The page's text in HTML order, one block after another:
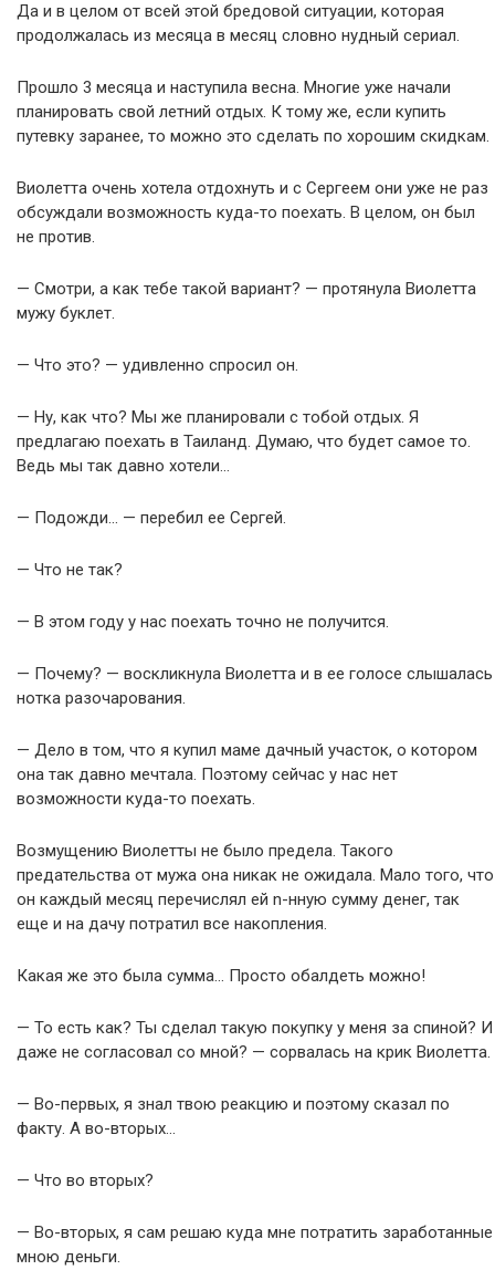
Да и в целом от всей этой бредовой ситуации, которая
продолжалась из месяца в месяц словно нудный сериал.
Прошло 3 месяца и наступила весна. Многие уже начали
планировать свой летний отдых. К тому же, если купить
путевку заранее, то можно это сделать по хорошим скидкам.
Виолетта очень хотела отдохнуть и с Сергеем они уже не раз
обсуждали возможность куда-то поехать. В целом, он был
не против.
— Смотри, а как тебе такой вариант? — протянула Виолетта
мужу буклет.
— Что это? — удивленно спросил он.
— Ну, как что? Мы же планировали с тобой отдых. Я
предлагаю поехать в Таиланд. Думаю, что будет самое то.
Ведь мы так давно хотели…
— Подожди… — перебил ее Сергей.
— Что не так?
— В этом году у нас поехать точно не получится.
— Почему? — воскликнула Виолетта и в ее голосе слышалась
нотка разочарования.
— Дело в том, что я купил маме дачный участок, о котором
она так давно мечтала. Поэтому сейчас у нас нет
возможности куда-то поехать.
Возмущению Виолетты не было предела. Такого
предательства от мужа она никак не ожидала. Мало того, что
он каждый месяц перечислял ей n-нную сумму денег, так
еще и на дачу потратил все накопления.
Какая же это была сумма… Просто обалдеть можно!
— То есть как? Ты сделал такую покупку у меня за спиной? И
даже не согласовал со мной? — сорвалась на крик Виолетта.
— Во-первых, я знал твою реакцию и поэтому сказал по
факту. А во-вторых…
— Что во вторых?
— Во-вторых, я сам решаю куда мне потратить заработанные
мною деньги.